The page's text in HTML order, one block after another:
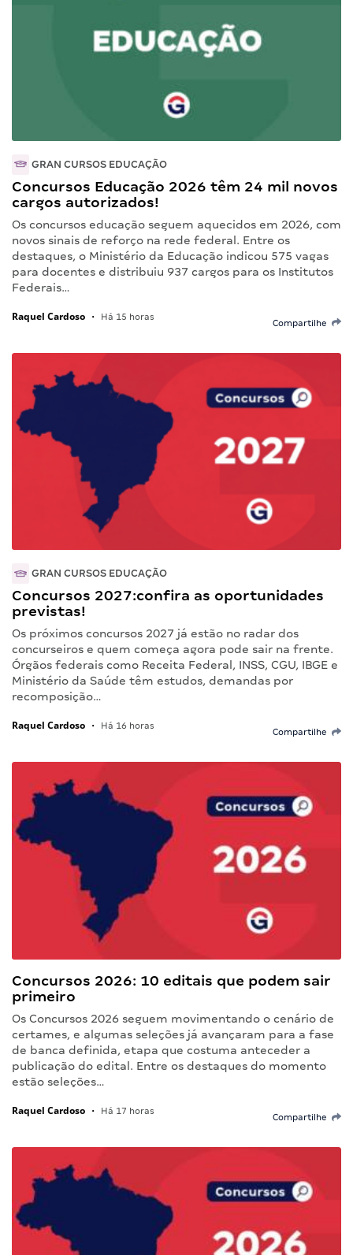
GRAN CURSOS EDUCAÇÃO
Concursos Educação 2026 têm 24 mil novos
cargos autorizados!
Os concursos educação seguem aquecidos em 2026, com
novos sinais de reforço na rede federal. Entre os
destaques, o Ministério da Educação indicou 575 vagas
para docentes e distribuiu 937 cargos para os Institutos
Federais…
Raquel Cardoso • Há 15 horas
Compartilhe
GRAN CURSOS EDUCAÇÃO
Concursos 2027:confira as oportunidades
previstas!
Os próximos concursos 2027 já estão no radar dos
concurseiros e quem começa agora pode sair na frente.
Órgãos federais como Receita Federal, INSS, CGU, IBGE e
Ministério da Saúde têm estudos, demandas por
recomposição…
Raquel Cardoso • Há 16 horas
Compartilhe
Concursos 2026: 10 editais que podem sair
primeiro
Os Concursos 2026 seguem movimentando o cenário de
certames, e algumas seleções já avançaram para a fase
de banca definida, etapa que costuma anteceder a
publicação do edital. Entre os destaques do momento
estão seleções…
Raquel Cardoso • Há 17 horas
Compartilhe